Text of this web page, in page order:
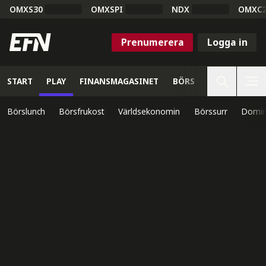
OMXS30 OMXSPI NDX
Prenumerera Logga in
START PLAY FINANSMAGASINET BÖRS
Börslunch Börsfrukost Världsekonomin Börssurr